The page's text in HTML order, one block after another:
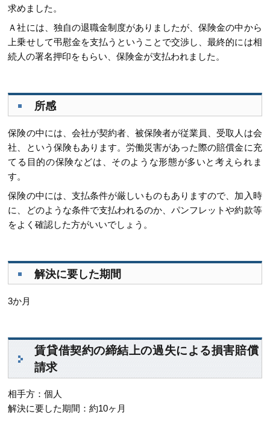
求めました。
Ａ社には、独自の退職金制度がありましたが、保険金の中から
上乗せして弔慰金を支払うということで交渉し、最終的には相
続人の署名押印をもらい、保険金が支払われました。
所感
保険の中には、会社が契約者、被保険者が従業員、受取人は会
社、という保険もあります。労働災害があった際の賠償金に充
てる目的の保険などは、そのような形態が多いと考えられま
す。
保険の中には、支払条件が厳しいものもありますので、加入時
に、どのような条件で支払われるのか、パンフレットや約款等
をよく確認した方がいいでしょう。
解決に要した期間
3か月
賃貸借契約の締結上の過失による損害賠償
請求
相手方：個人
解決に要した期間：約10ヶ月